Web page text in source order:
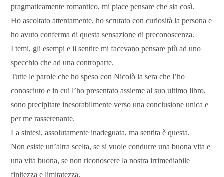
pragmaticamente romantico, mi piace pensare che sia così.
Ho ascoltato attentamente, ho scrutato con curiosità la persona e
ho avuto conferma di questa sensazione di preconoscenza.
I temi, gli esempi e il sentire mi facevano pensare più ad uno
specchio che ad una controparte.
Tutte le parole che ho speso con Nicolò la sera che l’ho
conosciuto e in cui l’ho presentato assieme al suo ultimo libro,
sono precipitate inesorabilmente verso una conclusione unica e
per me rasserenante.
La sintesi, assolutamente inadeguata, ma sentita è questa.
Non esiste un’altra scelta, se si vuole condurre una buona vita e
una vita buona, se non riconoscere la nostra irrimediabile
finitezza e limitatezza.